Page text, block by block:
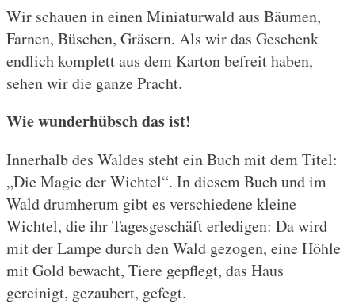
Wir schauen in einen Miniaturwald aus Bäumen,
Farnen, Büschen, Gräsern. Als wir das Geschenk
endlich komplett aus dem Karton befreit haben,
sehen wir die ganze Pracht.
Wie wunderhübsch das ist!
Innerhalb des Waldes steht ein Buch mit dem Titel:
„Die Magie der Wichtel“. In diesem Buch und im
Wald drumherum gibt es verschiedene kleine
Wichtel, die ihr Tagesgeschäft erledigen: Da wird
mit der Lampe durch den Wald gezogen, eine Höhle
mit Gold bewacht, Tiere gepflegt, das Haus
gereinigt, gezaubert, gefegt.